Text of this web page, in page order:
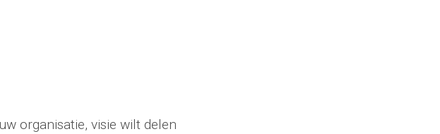
organisatie, visie wilt delen